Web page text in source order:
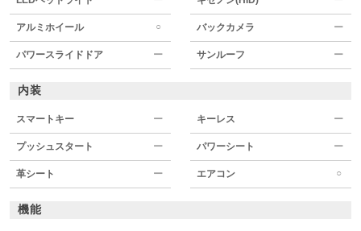
アルミホイール ○ バックカメラ ー
パワースライドドア ー サンルーフ ー
内装
スマートキー ー キーレス ー
プッシュスタート ー パワーシート ー
革シート ー エアコン ○
機能